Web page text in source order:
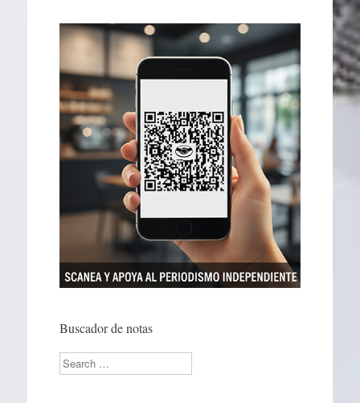
Buscador de notas
Search